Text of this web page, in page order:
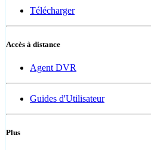
Télécharger
Accès à distance
Agent DVR
Guides d'Utilisateur
Plus